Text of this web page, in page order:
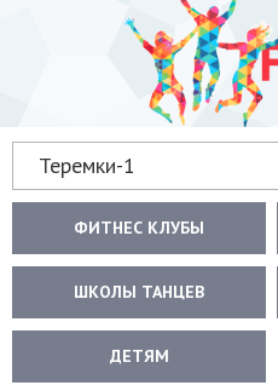
Теремки-1
ФИТНЕС КЛУБЫ
ШКОЛЫ ТАНЦЕВ
ДЕТЯМ